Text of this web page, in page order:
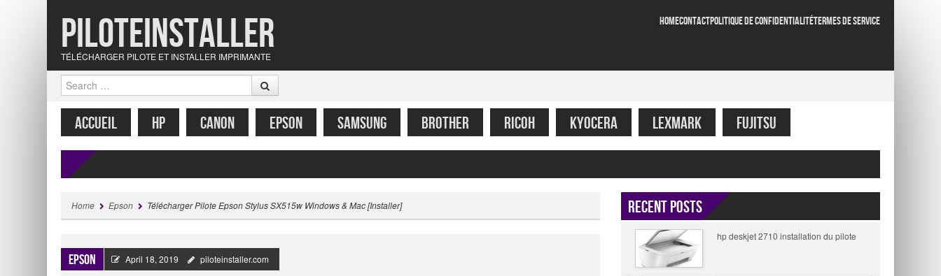
Piloteinstaller
TÉLÉCHARGER PILOTE ET INSTALLER IMPRIMANTE
HOMECONTACTPOLITIQUE DE CONFIDENTIALITÉTERMES DE SERVICE
Search
MENU
SKIP TO CONTENT
ACCUEIL HP CANON EPSON SAMSUNG BROTHER RICOH KYOCERA LEXMARK FUJITSU
Home Epson Télécharger Pilote Epson Stylus SX515w Windows & Mac [Installer]
Epson April 18, 2019 piloteinstaller.com
Recent Posts
hp deskjet 2710 installation du pilote